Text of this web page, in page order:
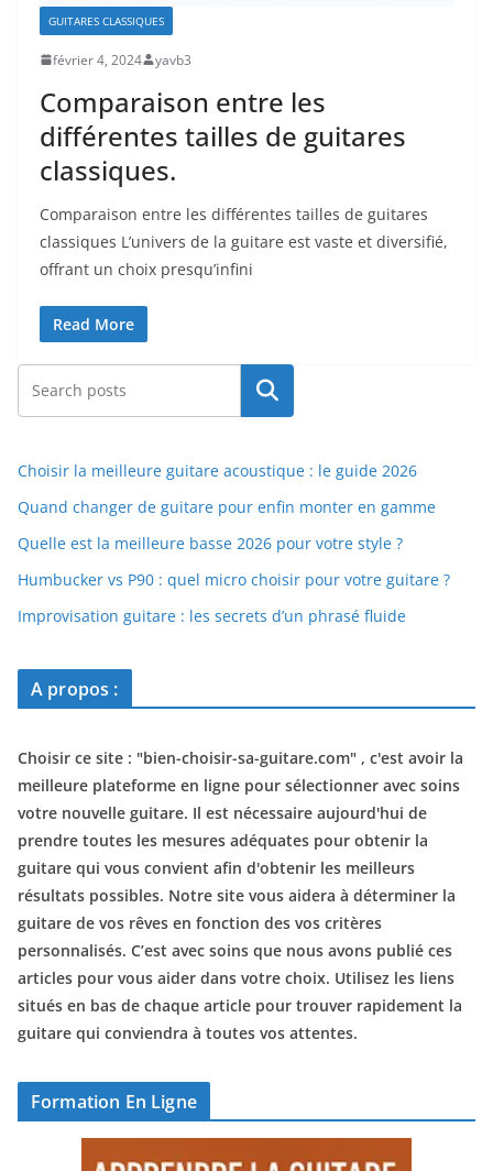
GUITARES CLASSIQUES
février 4, 2024 yavb3
Comparaison entre les
différentes tailles de guitares
classiques.
Comparaison entre les différentes tailles de guitares
classiques L’univers de la guitare est vaste ‍et diversifié,
offrant un choix presqu’infini
Read More
Rechercher
Choisir la meilleure guitare acoustique : le guide 2026
Quand changer de guitare pour enfin monter en gamme
Quelle est la meilleure basse 2026 pour votre style ?
Humbucker vs P90 : quel micro choisir pour votre guitare ?
Improvisation guitare : les secrets d’un phrasé fluide
A propos :
Choisir ce site : "bien-choisir-sa-guitare.com" , c'est avoir la
meilleure plateforme en ligne pour sélectionner avec soins
votre nouvelle guitare. Il est nécessaire aujourd'hui de
prendre toutes les mesures adéquates pour obtenir la
guitare qui vous convient afin d'obtenir les meilleurs
résultats possibles. Notre site vous aidera à déterminer la
guitare de vos rêves en fonction des vos critères
personnalisés. C’est avec soins que nous avons publié ces
articles pour vous aider dans votre choix. Utilisez les liens
situés en bas de chaque article pour trouver rapidement la
guitare qui conviendra à toutes vos attentes.
Formation En Ligne